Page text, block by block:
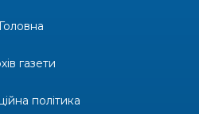
постатей Бахмута –
Головна
газети
політика